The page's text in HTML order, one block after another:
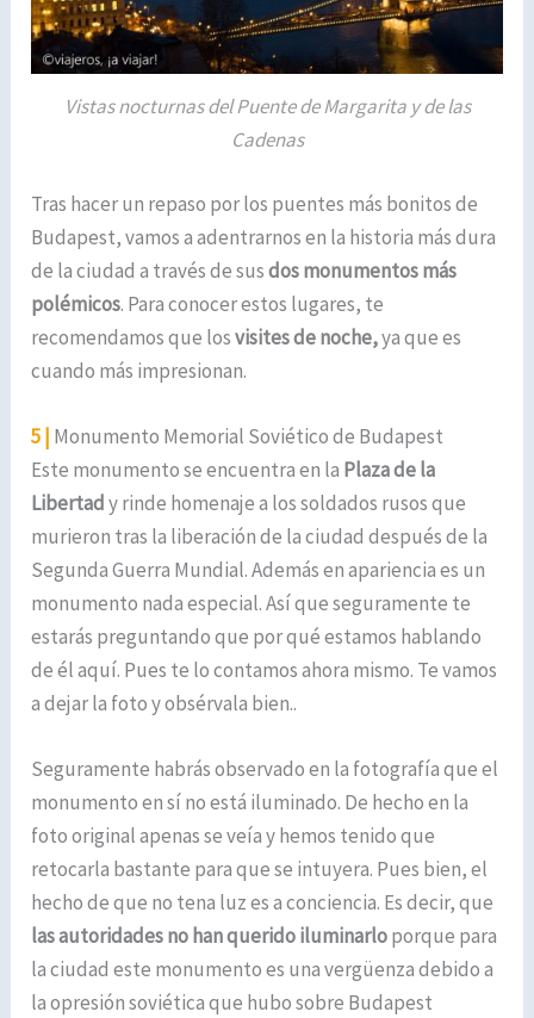
Vistas nocturnas del Puente de Margarita y de las
Cadenas
Tras hacer un repaso por los puentes más bonitos de
Budapest, vamos a adentrarnos en la historia más dura
de la ciudad a través de susdos monumentos más
polémicos. Para conocer estos lugares, te
recomendamos que losvisites de noche,ya que es
cuando más impresionan.
5 | Monumento Memorial Soviético de Budapest
Este monumento se encuentra en la Plaza de la
Libertady rinde homenaje a los soldados rusos que
murieron tras la liberación de la ciudad después de la
Segunda Guerra Mundial. Además en apariencia es un
monumento nada especial. Así que seguramente te
estarás preguntando que por qué estamos hablando
de él aquí. Pues te lo contamos ahora mismo. Te vamos
a dejar la foto y obsérvala bien..
Seguramente habrás observado en la fotografía que el
monumento en sí no está iluminado. De hecho en la
foto original apenas se veía y hemos tenido que
retocarla bastante para que se intuyera. Pues bien, el
hecho de que no tena luz es a conciencia. Es decir, que
las autoridades no han querido iluminarloporque para
la ciudad este monumento es una vergüenza debido a
la opresión soviética que hubo sobre Budapest